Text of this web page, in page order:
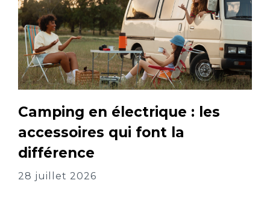
Camping en électrique : les
accessoires qui font la
différence
28 juillet 2026